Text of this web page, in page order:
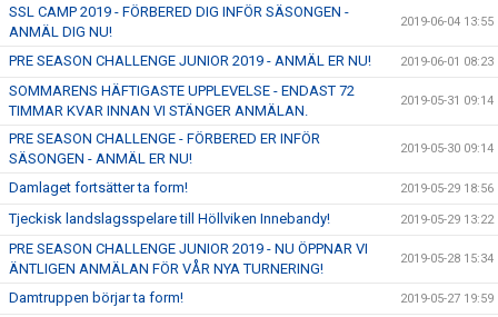
SSL CAMP 2019 - FÖRBERED DIG INFÖR SÄSONGEN -
ANMÄL DIG NU!
2019-06-04 13:55
PRE SEASON CHALLENGE JUNIOR 2019 - ANMÄL ER NU! 2019-06-01 08:23
SOMMARENS HÄFTIGASTE UPPLEVELSE - ENDAST 72
TIMMAR KVAR INNAN VI STÄNGER ANMÄLAN.
2019-05-31 09:14
PRE SEASON CHALLENGE - FÖRBERED ER INFÖR
SÄSONGEN - ANMÄL ER NU!
2019-05-30 09:14
Damlaget fortsätter ta form! 2019-05-29 18:56
Tjeckisk landslagsspelare till Höllviken Innebandy! 2019-05-29 13:22
PRE SEASON CHALLENGE JUNIOR 2019 - NU ÖPPNAR VI
ÄNTLIGEN ANMÄLAN FÖR VÅR NYA TURNERING!
2019-05-28 15:34
Damtruppen börjar ta form! 2019-05-27 19:59